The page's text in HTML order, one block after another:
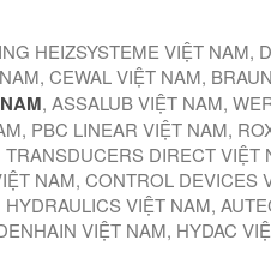
HEIZSYSTEME VIỆT NAM,
CEWAL VIỆT NAM,
, ASSALUB VIỆT NAM,
PBC LINEAR VIỆT NAM,
DIRECT VIỆT
NAM, CONTROL DEVICES
VIỆT NAM,
VIỆT NAM, HYDAC